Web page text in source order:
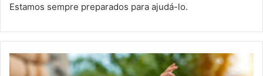
Estamos sempre preparados para ajudá-lo.
MÁSCARAS
DEIXAM